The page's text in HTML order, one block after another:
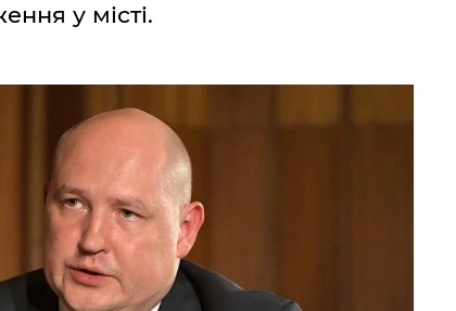
у місті.